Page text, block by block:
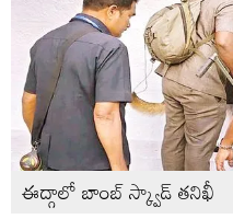
ఈద్గాలో బాంబ్‌ స్క్వాడ్‌ తనిఖీ